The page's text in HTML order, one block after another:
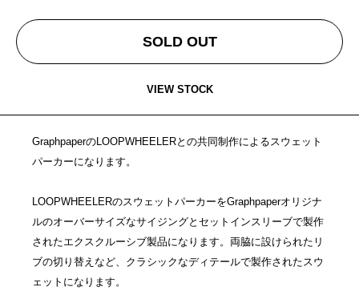
SOLD OUT
VIEW STOCK
GraphpaperのLOOPWHEELERとの共同制作によるスウェット
パーカーになります。
LOOPWHEELERのスウェットパーカーをGraphpaperオリジナ
ルのオーバーサイズなサイジングとセットインスリーブで製作
されたエクスクルーシブ製品になります。両脇に設けられたリ
ブの切り替えなど、クラシックなディテールで製作されたスウ
ェットになります。